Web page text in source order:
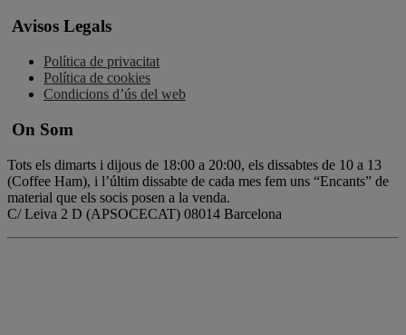
Avisos Legals
Política de privacitat
Política de cookies
Condicions d’ús del web
On Som
Tots els dimarts i dijous de 18:00 a 20:00, els dissabtes de 10 a 13
(Coffee Ham), i l’últim dissabte de cada mes fem uns “Encants” de
material que els socis posen a la venda.
C/ Leiva 2 D (APSOCECAT) 08014 Barcelona